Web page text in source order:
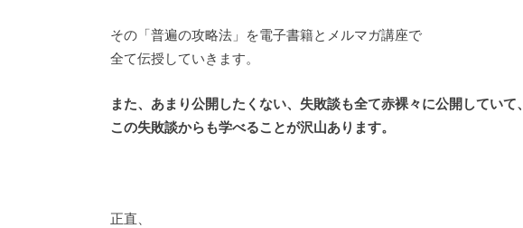
その「普遍の攻略法」を電子書籍とメルマガ講座で
全て伝授していきます。
また、あまり公開したくない、失敗談も全て赤裸々に公開していて、
この失敗談からも学べることが沢山あります。
正直、